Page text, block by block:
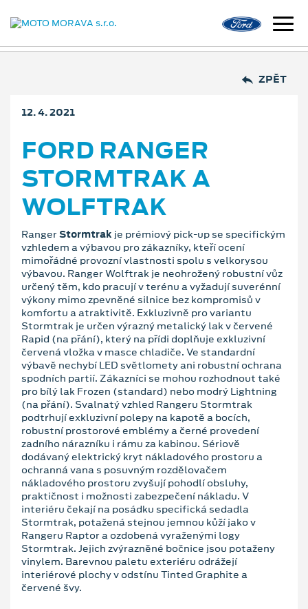
ZPĚT
12. 4. 2021
FORD RANGER
STORMTRAK A
WOLFTRAK
RangerStormtrak je prémiový pick-up se specifickým
vzhledem a výbavou pro zákazníky, kteří ocení
mimořádné provozní vlastnosti spolu s velkorysou
výbavou. Ranger Wolftrak je neohrožený robustní vůz
určený těm, kdo pracují v terénu a vyžadují suverénní
výkony mimo zpevněné silnice bez kompromisů v
komfortu a atraktivitě. Exkluzivně pro variantu
Stormtrak je určen výrazný metalický lak v červené
Rapid (na přání), který na přídi doplňuje exkluzivní
červená vložka v masce chladiče. Ve standardní
výbavě nechybí LED světlomety ani robustní ochrana
spodních partií. Zákazníci se mohou rozhodnout také
pro bílý lak Frozen (standard) nebo modrý Lightning
(na přání). Svalnatý vzhled Rangeru Stormtrak
podtrhují exkluzivní polepy na kapotě a bocích,
robustní prostorové emblémy a černé provedení
zadního nárazníku i rámu za kabinou. Sériově
dodávaný elektrický kryt nákladového prostoru a
ochranná vana s posuvným rozdělovačem
nákladového prostoru zvyšují pohodlí obsluhy,
praktičnost i možnosti zabezpečení nákladu. V
interiéru čekají na posádku specifická sedadla
Stormtrak, potažená stejnou jemnou kůží jako v
Rangeru Raptor a ozdobená vyraženými logy
Stormtrak. Jejich zvýrazněné bočnice jsou potaženy
vinylem. Barevnou paletu exteriéru odrážejí
interiérové plochy v odstínu Tinted Graphite a
červené švy.